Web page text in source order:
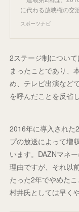
に代わる放映権の交
スポーツナビ
2ステージ制につい
まったことであり、
め、テレビ出演など
を呼んだことを反省
2016年に導入された
プの放送によって増
います。DAZNマネ
理由ですが、それ以
たった2年でやめた
村井氏としては早く